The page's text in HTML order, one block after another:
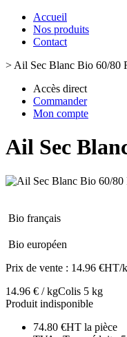
Accueil
Nos produits
Contact
> Ail Sec Blanc Bio 60/80
Accès direct
Commander
Mon compte
Ail Sec
Bio français
Bio européen
Prix de vente : 14.96 €HT/
14.96 € / kgColis 5 kg
Produit indisponible
74.80 €HT la pièce